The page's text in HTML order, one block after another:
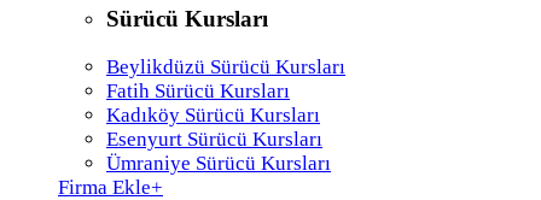
Sürücü Kursları
Beylikdüzü Sürücü Kursları
Fatih Sürücü Kursları
Kadıköy Sürücü Kursları
Esenyurt Sürücü Kursları
Ümraniye Sürücü Kursları
Firma Ekle+